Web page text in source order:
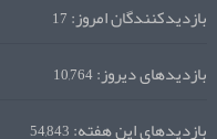
بازدیدکنندگان امروز:17
بازدیدهای دیروز:10,764
بازدیدهای این هفته:54,843